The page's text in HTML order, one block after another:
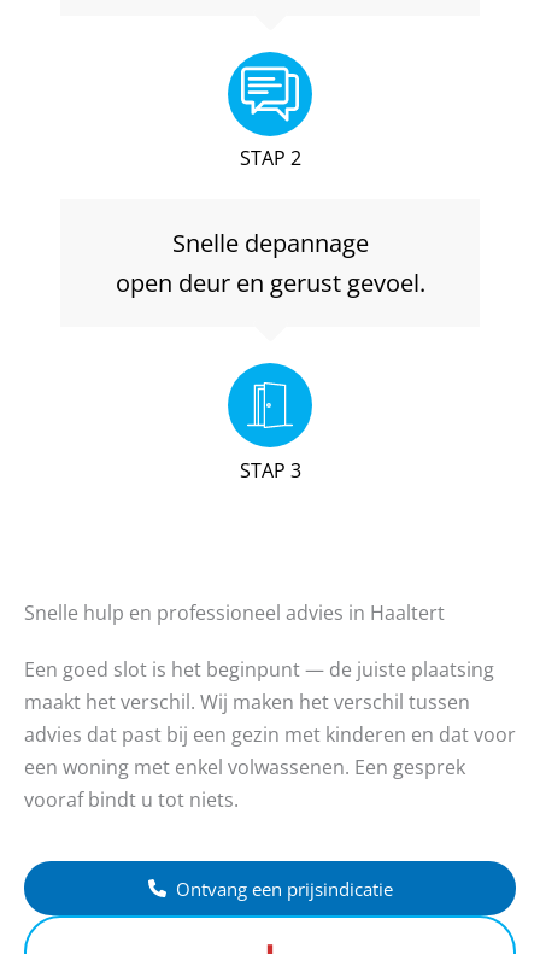
STAP 2
Snelle depannage
open deur en gerust gevoel.
STAP 3
Snelle hulp en professioneel advies in Haaltert
Een goed slot is het beginpunt — de juiste plaatsing
maakt het verschil. Wij maken het verschil tussen
advies dat past bij een gezin met kinderen en dat voor
een woning met enkel volwassenen. Een gesprek
vooraf bindt u tot niets.
Ontvang een prijsindicatie